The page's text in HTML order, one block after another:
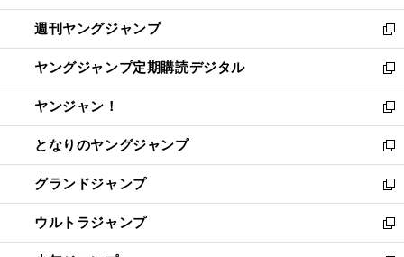
開
く
ウ
で
開
く
ン
ド
ウ
で
開
く
ウ
ィ
ン
ド
ウ
で
開
く
週刊ヤングジャンプ
新
し
い
ウ
ィ
ン
ド
ウ
で
開
く
ヤングジャンプ定期購読デジタル
新
し
い
ウ
ィ
ン
ド
ウ
で
開
ヤンジャン！
新
し
い
ウ
ィ
ン
ド
ウ
となりのヤングジャンプ
新
し
い
ウ
ィ
ン
グランドジャンプ
新
し
い
ウ
ウルトラジャンプ
新
し